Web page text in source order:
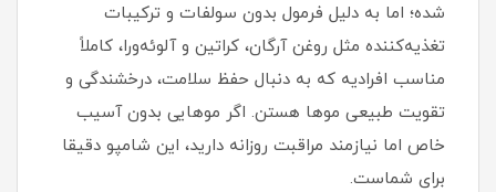
شده؛ اما به دلیل فرمول بدون سولفات و ترکیبات
تغذیه‌کننده مثل روغن آرگان، کراتین و آلوئه‌ورا، کاملاً
مناسب افرادیه که به دنبال حفظ سلامت، درخشندگی و
تقویت طبیعی موها هستن. اگر موهایی بدون آسیب
خاص اما نیازمند مراقبت روزانه دارید، این شامپو دقیقا
برای شماست.